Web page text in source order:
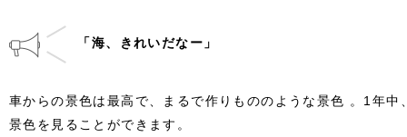
「海、きれいだなー」
車からの景色は最高で、まるで作りもののような景色 。1年中
景色を見ることができます。